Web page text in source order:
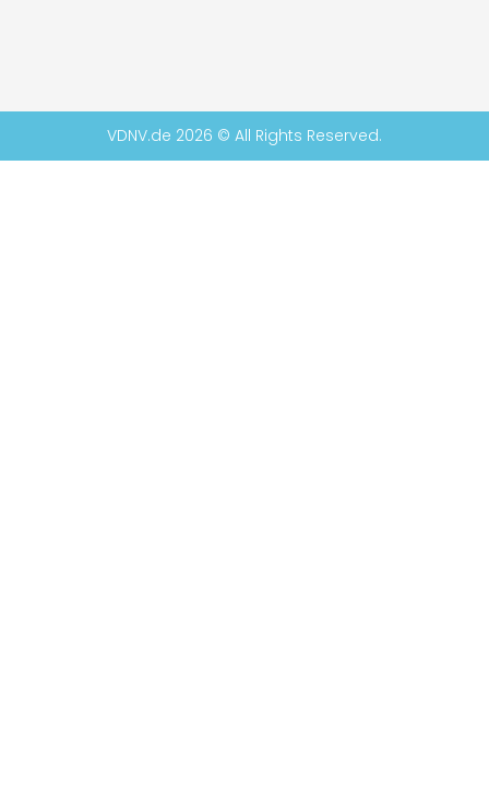
VDNV.de 2026 © All Rights Reserved.